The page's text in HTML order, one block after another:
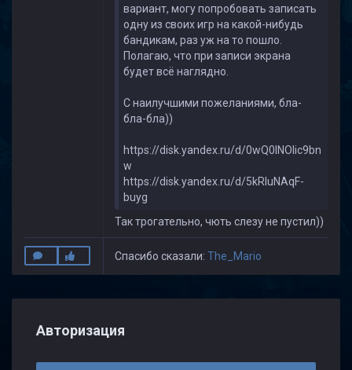
вариант, могу попробовать записать
одну из своих игр на какой-нибудь
бандикам, раз уж на то пошло.
Полагаю, что при записи экрана
будет всё наглядно.
С наилучшими пожеланиями, бла-
бла-бла))
https://disk.yandex.ru/d/0wQ0INOIic9bn
w
https://disk.yandex.ru/d/5kRluNAqF-
buyg
Так трогательно, чють слезу не пустил))
Спасибо сказали: The_Mario
Авторизация